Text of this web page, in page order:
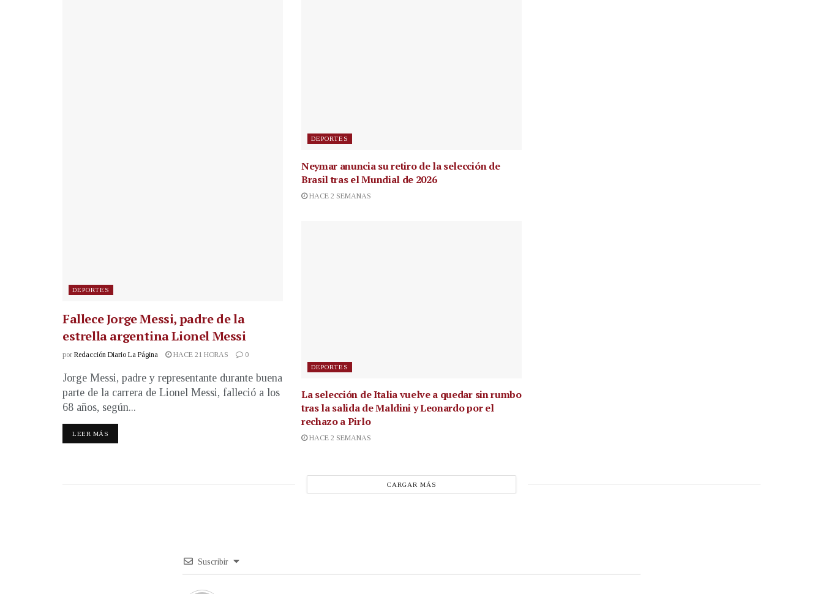
DEPORTES
Fallece Jorge Messi, padre de la
estrella argentina Lionel Messi
por Redacción Diario La Página HACE 21 HORAS 0
Jorge Messi, padre y representante durante buena
parte de la carrera de Lionel Messi, falleció a los
68 años, según...
LEER MÁS
DEPORTES
Neymar anuncia su retiro de la selección de
Brasil tras el Mundial de 2026
HACE 2 SEMANAS
DEPORTES
La selección de Italia vuelve a quedar sin rumbo
tras la salida de Maldini y Leonardo por el
rechazo a Pirlo
HACE 2 SEMANAS
CARGAR MÁS
Suscribir